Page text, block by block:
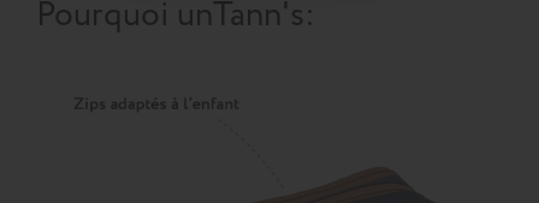
Pourquoi unTann's: